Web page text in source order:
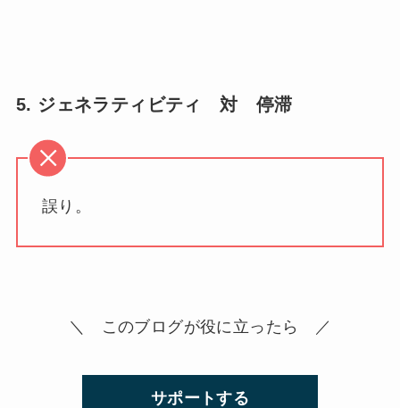
5. ジェネラティビティ 対 停滞
誤り。
＼ このブログが役に立ったら ／
サポートする